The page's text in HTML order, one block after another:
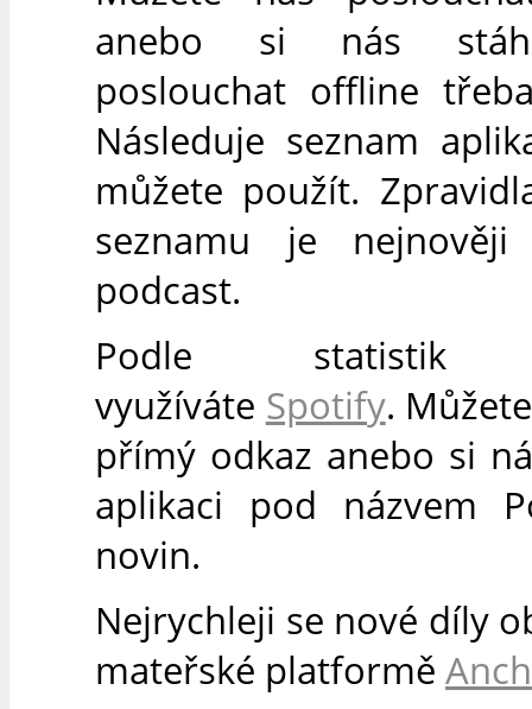
anebo si nás
poslouchat offline
Následuje seznam
můžete použít.
seznamu je nejnověji
podcast.
Podle statistik
využíváte Spotify.
přímý odkaz anebo si
aplikaci pod názvem
novin.
Nejrychleji se nové díly
mateřské platformě